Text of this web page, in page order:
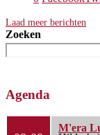
Laad meer berichten
Zoeken
Agenda
M'era